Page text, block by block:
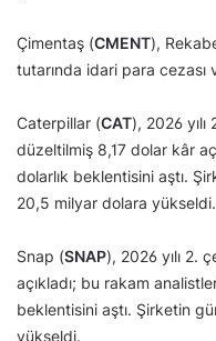
Çimentaş (CMENT),
tutarında idari para
Caterpillar (CAT), 2026
düzeltilmiş 8,17 dolar kâr
dolarlık beklentisini aştı.
20,5 milyar dolara yükseldi.
Snap (SNAP), 2026 yılı 2.
açıkladı; bu rakam
beklentisini aştı. Şirketin
yükseldi.